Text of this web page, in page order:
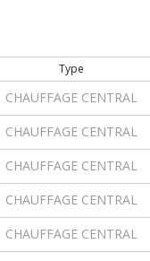
Type
CHAUFFAGE CENTRAL
CHAUFFAGE CENTRAL
CHAUFFAGE CENTRAL
CHAUFFAGE CENTRAL
CHAUFFAGE CENTRAL